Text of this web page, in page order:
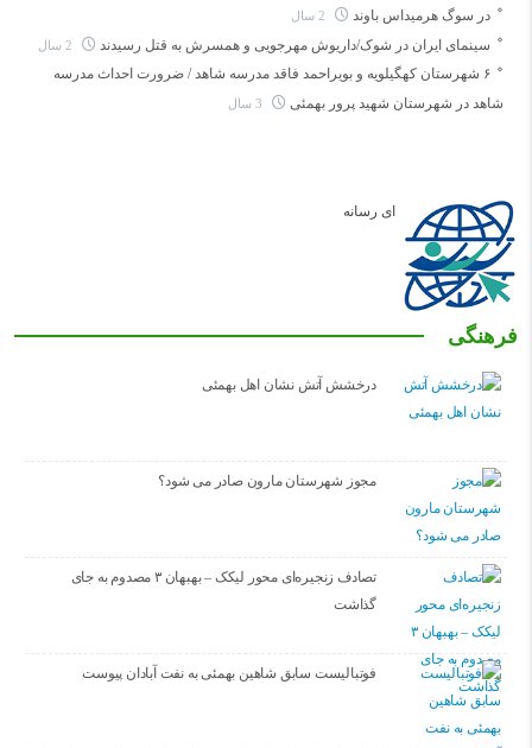
در سوگ هرمیداس باوند
سینمای ایران در شوک/داریوش مهرجویی و همسرش به قتل رسیدند
۶ شهرستان کهگیلویه و بویراحمد فاقد مدرسه شاهد / ضرورت احداث مدرسه
شاهد در شهرستان شهید پرور بهمئی
فرهنگی
درخشش آتش نشان اهل بهمئی
مجوز شهرستان مارون صادر می شود؟
تصادف زنجیره‌ای محور لیکک – بهبهان ۳ مصدوم به جای
گذاشت
فوتبالیست سابق شاهین بهمئی به نفت آبادان پیوست
ای رسانه